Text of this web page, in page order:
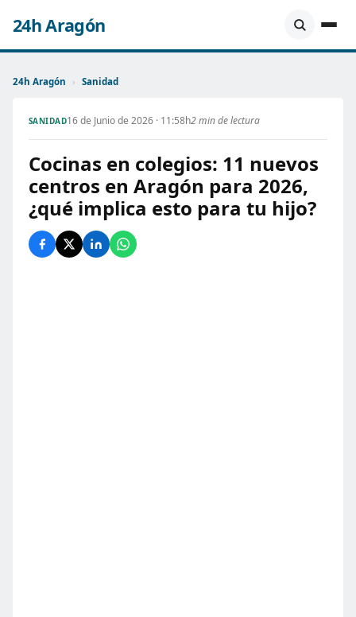
24h Aragón
24h Aragón › Sanidad
SANIDAD16 de Junio de 2026 · 11:58h2 min de lectura
Cocinas en colegios: 11 nuevos
centros en Aragón para 2026,
¿qué implica esto para tu hijo?